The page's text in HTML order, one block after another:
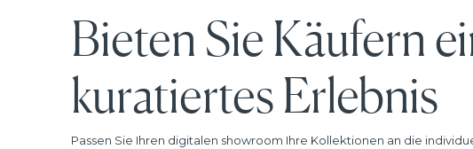
Bieten Sie Käufern
kuratiertes Erlebnis
Passen Sie Ihren digitalen showroom Ihre Kollektionen an die